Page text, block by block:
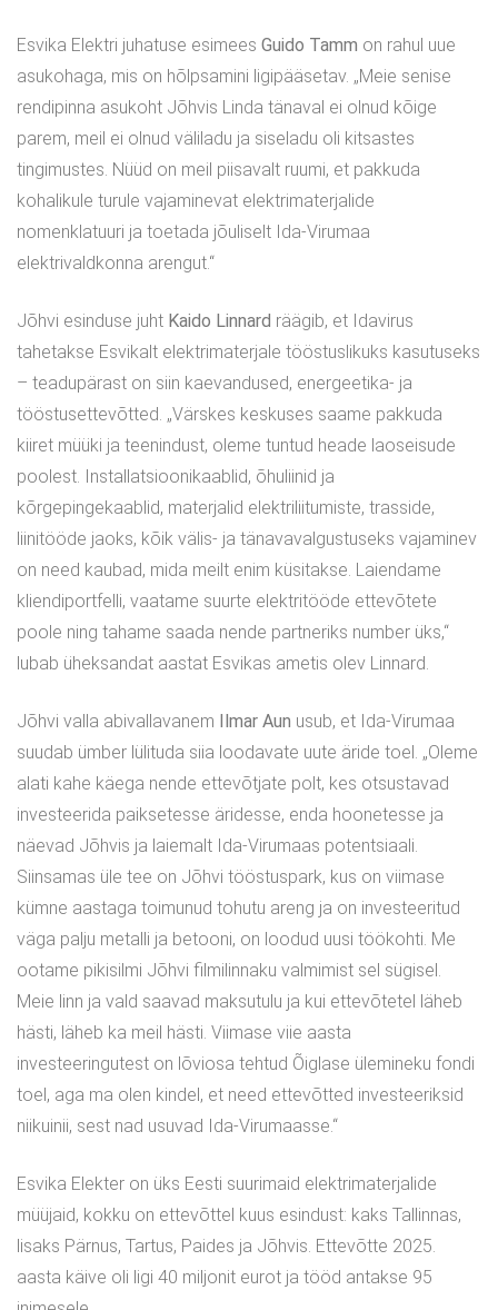
Esvika Elektri juhatuse esimees Guido Tamm on rahul uue
asukohaga, mis on hõlpsamini ligipääsetav. „Meie senise
rendipinna asukoht Jõhvis Linda tänaval ei olnud kõige
parem, meil ei olnud väliladu ja siseladu oli kitsastes
tingimustes. Nüüd on meil piisavalt ruumi, et pakkuda
kohalikule turule vajaminevat elektrimaterjalide
nomenklatuuri ja toetada jõuliselt Ida-Virumaa
elektrivaldkonna arengut.“
Jõhvi esinduse juht Kaido Linnard räägib, et Idavirus
tahetakse Esvikalt elektrimaterjale tööstuslikuks kasutuseks
– teadupärast on siin kaevandused, energeetika- ja
tööstusettevõtted. „Värskes keskuses saame pakkuda
kiiret müüki ja teenindust, oleme tuntud heade laoseisude
poolest. Installatsioonikaablid, õhuliinid ja
kõrgepingekaablid, materjalid elektriliitumiste, trasside,
liinitööde jaoks, kõik välis- ja tänavavalgustuseks vajaminev
on need kaubad, mida meilt enim küsitakse. Laiendame
kliendiportfelli, vaatame suurte elektritööde ettevõtete
poole ning tahame saada nende partneriks number üks,“
lubab üheksandat aastat Esvikas ametis olev Linnard.
Jõhvi valla abivallavanem Ilmar Aun usub, et Ida-Virumaa
suudab ümber lülituda siia loodavate uute äride toel. „Oleme
alati kahe käega nende ettevõtjate polt, kes otsustavad
investeerida paiksetesse äridesse, enda hoonetesse ja
näevad Jõhvis ja laiemalt Ida-Virumaas potentsiaali.
Siinsamas üle tee on Jõhvi tööstuspark, kus on viimase
kümne aastaga toimunud tohutu areng ja on investeeritud
väga palju metalli ja betooni, on loodud uusi töökohti. Me
ootame pikisilmi Jõhvi filmilinnaku valmimist sel sügisel.
Meie linn ja vald saavad maksutulu ja kui ettevõtetel läheb
hästi, läheb ka meil hästi. Viimase viie aasta
investeeringutest on lõviosa tehtud Õiglase ülemineku fondi
toel, aga ma olen kindel, et need ettevõtted investeeriksid
niikuinii, sest nad usuvad Ida-Virumaasse.“
Esvika Elekter on üks Eesti suurimaid elektrimaterjalide
müüjaid, kokku on ettevõttel kuus esindust: kaks Tallinnas,
lisaks Pärnus, Tartus, Paides ja Jõhvis. Ettevõtte 2025.
aasta käive oli ligi 40 miljonit eurot ja tööd antakse 95